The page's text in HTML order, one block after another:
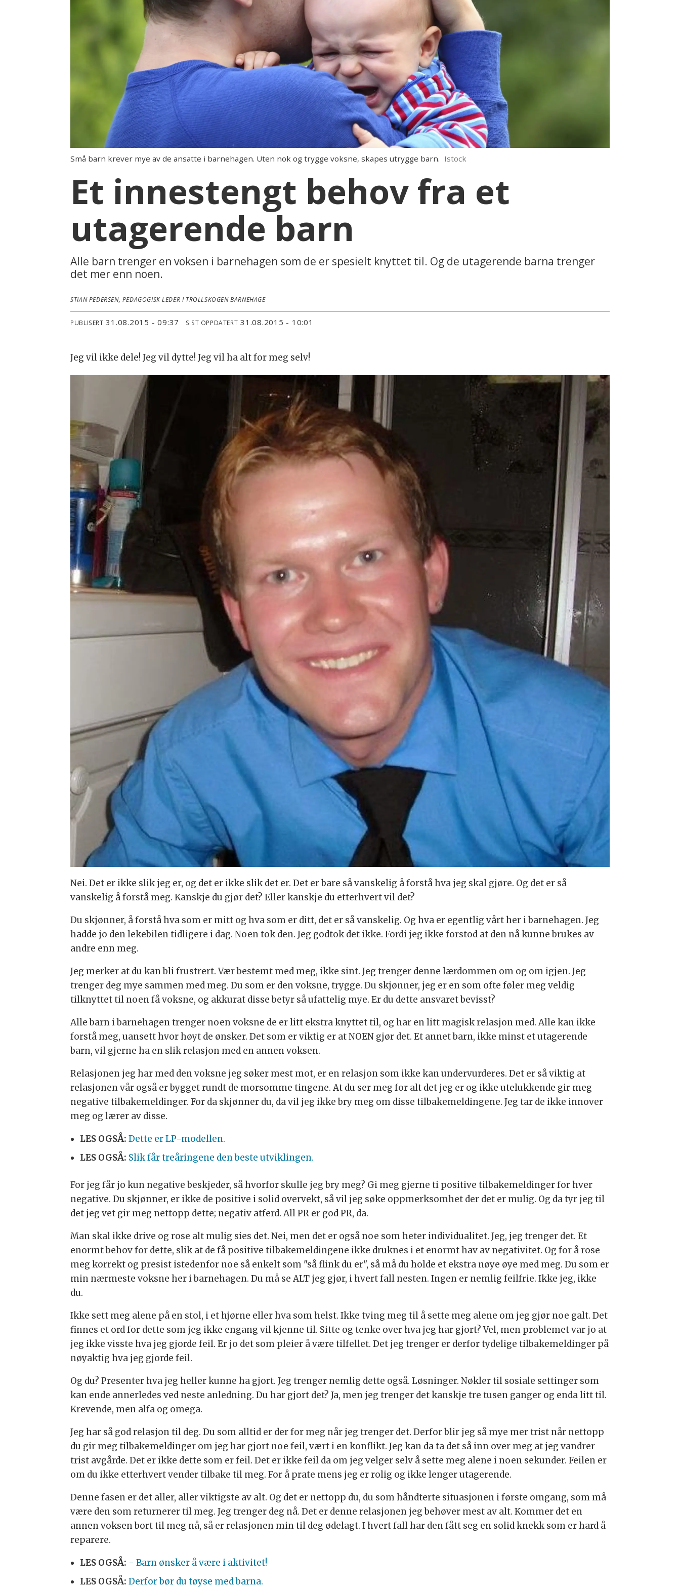
Små barn krever mye av de ansatte i barnehagen. Uten nok og trygge voksne, skapes utrygge barn. Istock
Et innestengt behov fra et
utagerende barn
Alle barn trenger en voksen i barnehagen som de er spesielt knyttet til. Og de utagerende barna trenger
det mer enn noen.
STIAN PEDERSEN, PEDAGOGISK LEDER I TROLLSKOGEN BARNEHAGE
PUBLISERT 31.08.2015 - 09:37 SIST OPPDATERT 31.08.2015 - 10:01
Jeg vil ikke dele! Jeg vil dytte! Jeg vil ha alt for meg selv!
Nei. Det er ikke slik jeg er, og det er ikke slik det er. Det er bare så vanskelig å forstå hva jeg skal gjøre. Og det er så
vanskelig å forstå meg. Kanskje du gjør det? Eller kanskje du etterhvert vil det?
Du skjønner, å forstå hva som er mitt og hva som er ditt, det er så vanskelig. Og hva er egentlig vårt her i barnehagen. Jeg
hadde jo den lekebilen tidligere i dag. Noen tok den. Jeg godtok det ikke. Fordi jeg ikke forstod at den nå kunne brukes av
andre enn meg.
Jeg merker at du kan bli frustrert. Vær bestemt med meg, ikke sint. Jeg trenger denne lærdommen om og om igjen. Jeg
trenger deg mye sammen med meg. Du som er den voksne, trygge. Du skjønner, jeg er en som ofte føler meg veldig
tilknyttet til noen få voksne, og akkurat disse betyr så ufattelig mye. Er du dette ansvaret bevisst?
Alle barn i barnehagen trenger noen voksne de er litt ekstra knyttet til, og har en litt magisk relasjon med. Alle kan ikke
forstå meg, uansett hvor høyt de ønsker. Det som er viktig er at NOEN gjør det. Et annet barn, ikke minst et utagerende
barn, vil gjerne ha en slik relasjon med en annen voksen.
Relasjonen jeg har med den voksne jeg søker mest mot, er en relasjon som ikke kan undervurderes. Det er så viktig at
relasjonen vår også er bygget rundt de morsomme tingene. At du ser meg for alt det jeg er og ikke utelukkende gir meg
negative tilbakemeldinger. For da skjønner du, da vil jeg ikke bry meg om disse tilbakemeldingene. Jeg tar de ikke innover
meg og lærer av disse.
LES OGSÅ:Dette er LP-modellen.
LES OGSÅ: Slik får treåringene den beste utviklingen.
For jeg får jo kun negative beskjeder, så hvorfor skulle jeg bry meg? Gi meg gjerne ti positive tilbakemeldinger for hver
negative. Du skjønner, er ikke de positive i solid overvekt, så vil jeg søke oppmerksomhet der det er mulig. Og da tyr jeg til
det jeg vet gir meg nettopp dette; negativ atferd. All PR er god PR, da.
Man skal ikke drive og rose alt mulig sies det. Nei, men det er også noe som heter individualitet. Jeg, jeg trenger det. Et
enormt behov for dette, slik at de få positive tilbakemeldingene ikke druknes i et enormt hav av negativitet. Og for å rose
meg korrekt og presist istedenfor noe så enkelt som "så flink du er", så må du holde et ekstra nøye øye med meg. Du som er
min nærmeste voksne her i barnehagen. Du må se ALT jeg gjør, i hvert fall nesten. Ingen er nemlig feilfrie. Ikke jeg, ikke
du.
Ikke sett meg alene på en stol, i et hjørne eller hva som helst. Ikke tving meg til å sette meg alene om jeg gjør noe galt. Det
finnes et ord for dette som jeg ikke engang vil kjenne til. Sitte og tenke over hva jeg har gjort? Vel, men problemet var jo at
jeg ikke visste hva jeg gjorde feil. Er jo det som pleier å være tilfellet. Det jeg trenger er derfor tydelige tilbakemeldinger på
nøyaktig hva jeg gjorde feil.
Og du? Presenter hva jeg heller kunne ha gjort. Jeg trenger nemlig dette også. Løsninger. Nøkler til sosiale settinger som
kan ende annerledes ved neste anledning. Du har gjort det? Ja, men jeg trenger det kanskje tre tusen ganger og enda litt til.
Krevende, men alfa og omega.
Jeg har så god relasjon til deg. Du som alltid er der for meg når jeg trenger det. Derfor blir jeg så mye mer trist når nettopp
du gir meg tilbakemeldinger om jeg har gjort noe feil, vært i en konflikt. Jeg kan da ta det så inn over meg at jeg vandrer
trist avgårde. Det er ikke dette som er feil. Det er ikke feil da om jeg velger selv å sette meg alene i noen sekunder. Feilen er
om du ikke etterhvert vender tilbake til meg. For å prate mens jeg er rolig og ikke lenger utagerende.
Denne fasen er det aller, aller viktigste av alt. Og det er nettopp du, du som håndterte situasjonen i første omgang, som må
være den som returnerer til meg. Jeg trenger deg nå. Det er denne relasjonen jeg behøver mest av alt. Kommer det en
annen voksen bort til meg nå, så er relasjonen min til deg ødelagt. I hvert fall har den fått seg en solid knekk som er hard å
reparere.
LES OGSÅ: - Barn ønsker å være i aktivitet!
LES OGSÅ:Derfor bør du tøyse med barna.